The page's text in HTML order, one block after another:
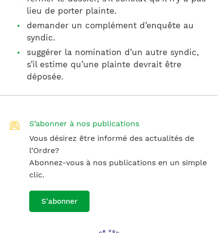
lieu de porter plainte.
demander un complément d’enquête au
syndic.
suggérer la nomination d’un autre syndic,
s’il estime qu’une plainte devrait être
déposée.
S’abonner à nos publications
Vous désirez être informé des actualités de
l’Ordre?
Abonnez-vous à nos publications en un simple
clic.
S'abonner